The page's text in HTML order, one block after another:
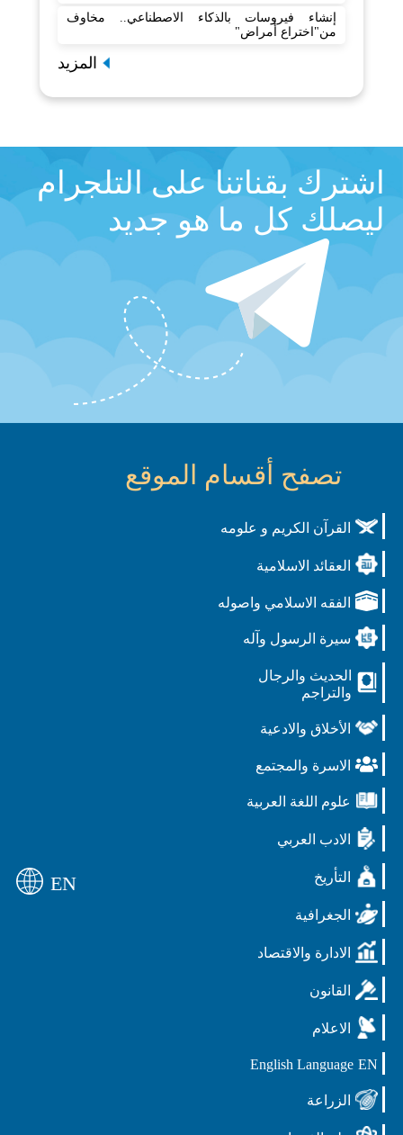
إنشاء فيروسات بالذكاء الاصطناعي.. مخاوف
من"اختراع أمراض"
المزيد
اشترك بقناتنا على التلجرام
ليصلك كل ما هو جديد
تصفح أقسام الموقع
القرآن الكريم و علومه
العقائد الاسلامية
الفقه الاسلامي واصوله
سيرة الرسول وآله
الحديث والرجال
والتراجم
الأخلاق والادعية
الاسرة والمجتمع
علوم اللغة العربية
الادب العربي
التأريخ
الجغرافية
الادارة والاقتصاد
القانون
الاعلام
EN
English Language
الزراعة
EN